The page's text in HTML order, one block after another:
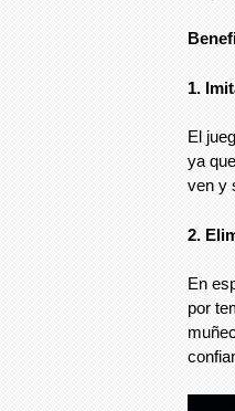
1.
El
ya
ven y
2.
En
por